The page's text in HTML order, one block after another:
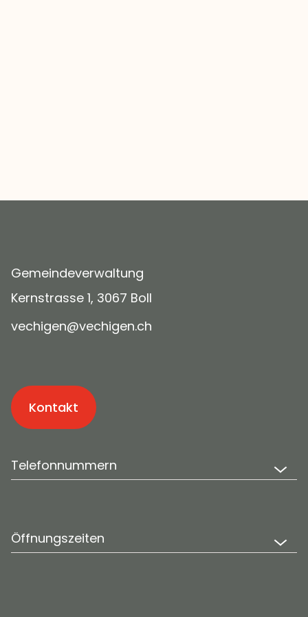
Gemeindeverwaltung
Kernstrasse 1, 3067 Boll
v ch g n v ch g n ch
Kontakt
Telefonnummern
Öffnungszeiten